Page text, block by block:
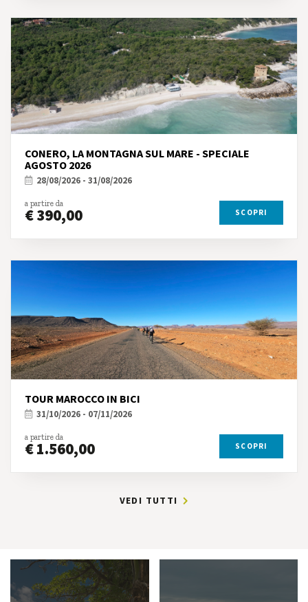
CONERO, LA MONTAGNA SUL MARE - SPECIALE
AGOSTO 2026
28/08/2026 - 31/08/2026
a partire da
€ 390,00 SCOPRI
TOUR MAROCCO IN BICI
31/10/2026 - 07/11/2026
a partire da
€ 1.560,00 SCOPRI
VEDI TUTTI